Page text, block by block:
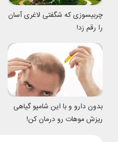
چربیسوزی که شگفتی لاغری آسان
را رقم زد!
بدون دارو و با این شامپو گیاهی
ریزش موهات رو درمان کن!